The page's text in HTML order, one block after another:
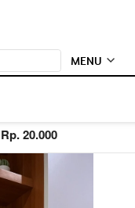
MENU
20.000